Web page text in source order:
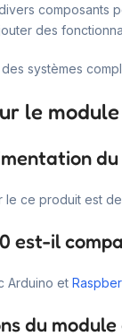
composants
des
systèmes
le
le ce produit est
est-il
Arduino et
du